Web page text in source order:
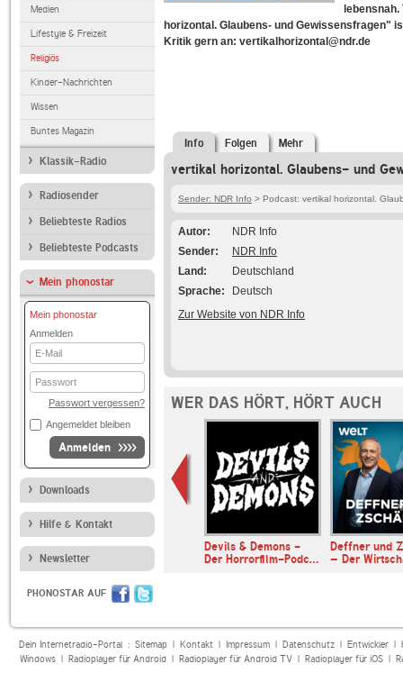
Medien
Lifestyle & Freizeit
Religiös
Kinder-Nachrichten
Wissen
Buntes Magazin
Klassik-Radio
Radiosender
Beliebteste Radios
Beliebteste Podcasts
Mein phonostar
Mein phonostar
Anmelden
E-
Mail
Passwort
Passwort vergessen?
Angemeldet bleiben
Anmelden
Downloads
Hilfe & Kontakt
Newsletter
PHONOSTAR AUF
horizontal. Glaubens- und Gewissensfragen"
Kritik gern an: vertikalhorizontal@ndr.de
Info Folgen Mehr
vertikal horizontal. Glaubens- und
Sender: NDR Info > Podcast: vertikal horizontal.
Autor
NDR Info
Sender
NDR Info
Land
Deutschland
Sprache
Deutsch
Zur Website von NDR Info
WER DAS HÖRT, HÖRT AUCH
& Somuncu
Devils & Demons -
Der Horrorfilm-Podc…
Deffner und
– Der
Dein Internetradio-Portal : Sitemap| Kontakt| Impressum| Datenschutz| Entwickler|
Windows| Radioplayer für Android| Radioplayer für Android TV| Radioplayer für iOS|